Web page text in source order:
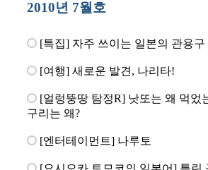
2010년 7월호
[특집] 자주 쓰이는 일본의 관용구
[여행] 새로운 발견, 나리타!
[얼렁뚱땅 탐정R] 낫또는 왜 먹었
구리는 왜?
[엔터테이먼트] 나루토